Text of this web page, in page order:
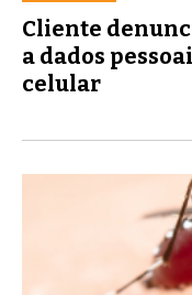
Cliente
a dados
celular